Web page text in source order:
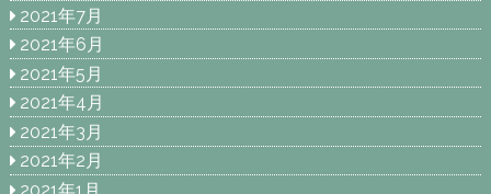
2021年7月
2021年6月
2021年5月
2021年4月
2021年3月
2021年2月